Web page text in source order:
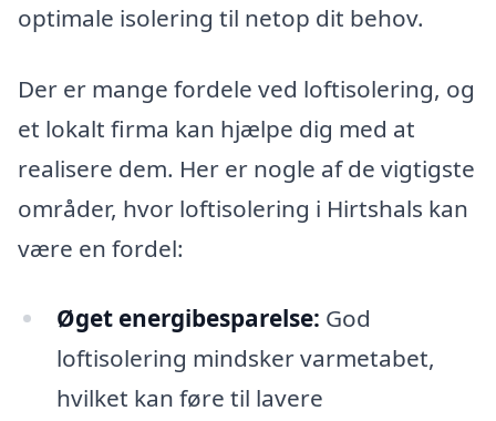
optimale isolering til netop dit behov.
Der er mange fordele ved loftisolering, og
et lokalt firma kan hjælpe dig med at
realisere dem. Her er nogle af de vigtigste
områder, hvor loftisolering i Hirtshals kan
være en fordel:
Øget energibesparelse: God
loftisolering mindsker varmetabet,
hvilket kan føre til lavere